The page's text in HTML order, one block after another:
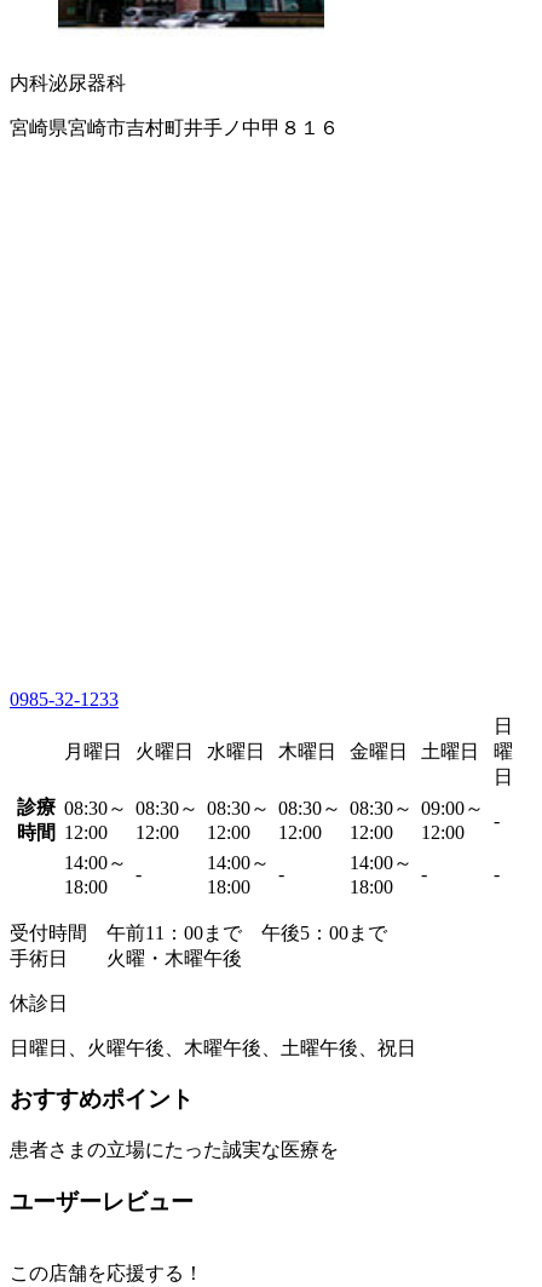
内科泌尿器科
宮崎県宮崎市吉村町井手ノ中甲８１６
0985-32-1233
月曜日 火曜日 水曜日 木曜日 金曜日 土曜日
日
曜
日
診療
時間
08:30～
12:00
08:30～
12:00
08:30～
12:00
08:30～
12:00
08:30～
12:00
09:00～
12:00
-
14:00～
18:00
-
14:00～
18:00
-
14:00～
18:00
- -
受付時間 午前11：00まで 午後5：00まで
手術日 火曜・木曜午後
休診日
日曜日、火曜午後、木曜午後、土曜午後、祝日
おすすめポイント
患者さまの立場にたった誠実な医療を
ユーザーレビュー
この店舗を応援する！